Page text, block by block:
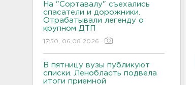
На "Сортавалу" съехались
спасатели и дорожники.
Отрабатывали легенду о
крупном ДТП
17:50, 06.08.2026
В пятницу вузы публикуют
списки. Ленобласть подвела
итоги приемной